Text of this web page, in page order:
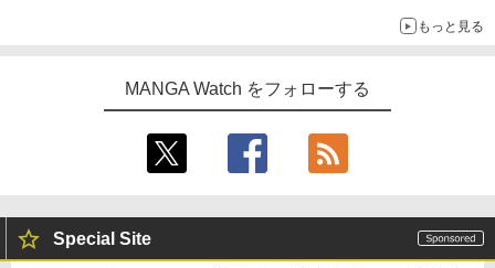
もっと見る
MANGA Watch をフォローする
Special Site